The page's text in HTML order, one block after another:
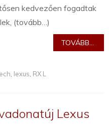
kedvezően fogadtak
(tovább…)
TOVÁBB...
lexus RX L
Lexus